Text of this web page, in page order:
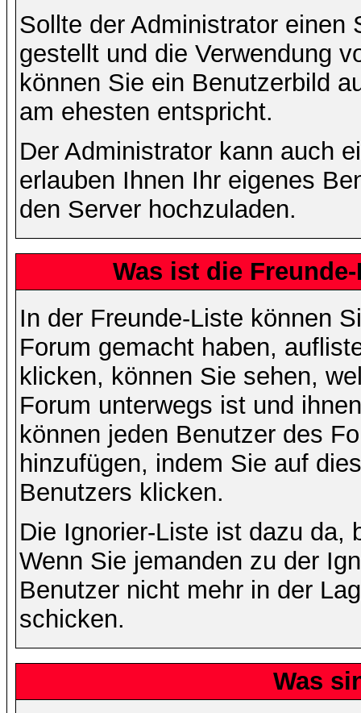
Sollte der Administrator einen
gestellt und die Verwendung
können Sie ein Benutzerbild
am ehesten entspricht.
Der Administrator kann auch
erlauben Ihnen Ihr eigenes
den Server hochzuladen.
Was ist die
In der Freunde-Liste können
Forum gemacht haben,
klicken, können Sie sehen,
Forum unterwegs ist und
können jeden Benutzer des
hinzufügen, indem Sie auf
Benutzers klicken.
Die Ignorier-Liste ist dazu da,
Wenn Sie jemanden zu der
Benutzer nicht mehr in der
schicken.
Was